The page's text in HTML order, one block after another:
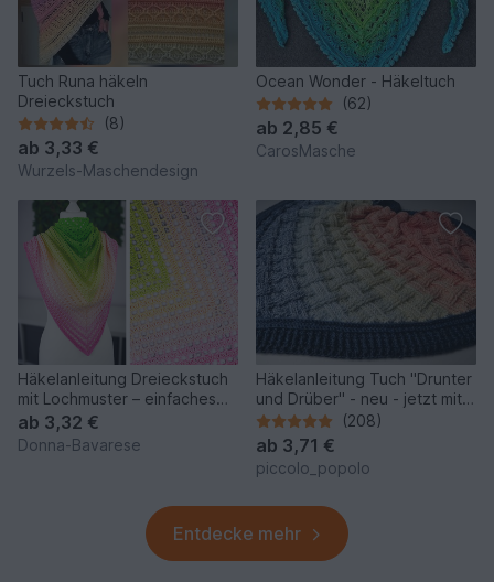
Tuch Runa häkeln
Dreieckstuch
(8)
ab 3,33 €
Wurzels-Maschendesign
Ocean Wonder - Häkeltuch
(62)
ab 2,85 €
CarosMasche
Häkelanleitung Dreieckstuch
mit Lochmuster – einfaches
Anfängerprojekt
ab 3,32 €
Donna-Bavarese
Häkelanleitung Tuch "Drunter
und Drüber" - neu - jetzt mit
zwei Tuchformen
(208)
ab 3,71 €
piccolo_popolo
Entdecke mehr